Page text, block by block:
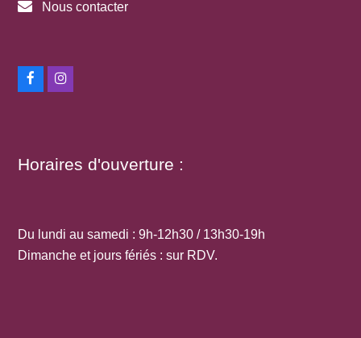
Nous contacter
FacebookInstagram
Horaires d'ouverture :
Du lundi au samedi : 9h-12h30 / 13h30-19h
Dimanche et jours fériés : sur RDV.